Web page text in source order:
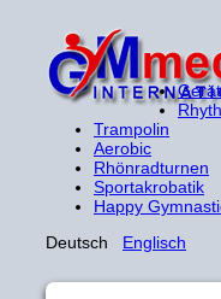
Trampolin
Aerobic
Rhönradturnen
Sportakrobatik
Happy
Deutsch Englisch